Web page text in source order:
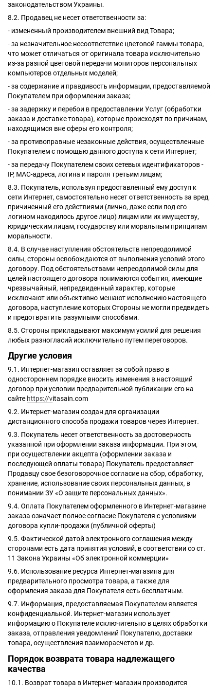
законодательством Украины.
8.2. Продавец не несет ответственности за:
- измененный производителем внешний вид Товара;
- за незначительное несоответствие цветовой гаммы товара,
что может отличаться от оригинала товара исключительно
из-за разной цветовой передачи мониторов персональных
компьютеров отдельных моделей;
- за содержание и правдивость информации, предоставляемой
Покупателем при оформлении заказа;
- за задержку и перебои в предоставлении Услуг (обработки
заказа и доставке товара), которые происходят по причинам,
находящимся вне сферы его контроля;
- за противоправные незаконные действия, осуществленные
Покупателем с помощью данного доступа к сети Интернет;
- за передачу Покупателем своих сетевых идентификаторов -
IP, MAC-адреса, логина и пароля третьим лицам;
8.3. Покупатель, используя предоставленный ему доступ к
сети Интернет, самостоятельно несет ответственность за вред,
причиненный его действиями (лично, даже если под его
логином находилось другое лицо) лицам или их имуществу,
юридическим лицам, государству или моральным принципам
моральности.
8.4. В случае наступления обстоятельств непреодолимой
силы, стороны освобождаются от выполнения условий этого
договору. Под обстоятельствами непреодолимой силы для
целей настоящего договора понимаются события, имеющие
чрезвычайный, непредвиденный характер, которые
исключают или объективно мешают исполнению настоящего
договора, наступление которых Стороны не могли предвидеть
и предотвратить разумными способами.
8.5. Стороны прикладывают максимум усилий для решения
любых разногласий исключительно путем переговоров.
Другие условия
9.1. Интернет-магазин оставляет за собой право в
одностороннем порядке вносить изменения в настоящий
договор при условии предварительной публикации его на
сайте https://vitasain.com
9.2. Интернет-магазин создан для организации
дистанционного способа продажи товаров через Интернет.
9.3. Покупатель несет ответственность за достоверность
указанной при оформлении заказа информации. При этом,
при осуществлении акцепта (оформлении заказа и
последующей оплаты товара) Покупатель предоставляет
Продавцу свое безоговорочное согласие на сбор, обработку,
хранение, использование своих персональных данных, в
понимании ЗУ «О защите персональных данных».
9.4. Оплата Покупателем оформленного в Интернет-магазине
заказа означает полное согласие Покупателя с условиями
договора купли-продажи (публичной оферты)
9.5. Фактической датой электронного соглашения между
сторонами есть дата принятия условий, в соответствии со ст.
11 Закона Украины «Об электронной коммерции»
9.6. Использование ресурса Интернет-магазина для
предварительного просмотра товара, а также для
оформления заказа для Покупателя есть бесплатным.
9.7. Информация, предоставляемая Покупателем является
конфиденциальной. Интернет-магазин использует
информацию о Покупателе исключительно в целях обработки
заказа, отправления уведомлений Покупателю, доставки
товара, осуществления взаиморасчетов и др.
Порядок возврата товара надлежащего
качества
10.1. Возврат товара в Интернет-магазин производится